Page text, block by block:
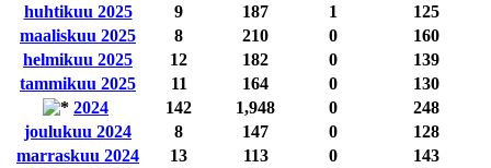
huhtikuu 2025
9 187 1
125
maaliskuu 2025
8 210 0
160
helmikuu 2025
12 182 0
139
tammikuu 2025
11 164 0
130
2024
142 1,948 0
248
joulukuu 2024
8 147 0
128
marraskuu 2024
13 113 0
143